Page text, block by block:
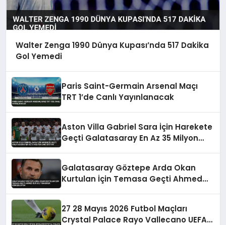
Walter Zenga 1990 Dünya Kupası’nda 517 Dakika
Gol Yemedi
Paris Saint-Germain Arsenal Maçı
TRT 1’de Canlı Yayınlanacak
Aston Villa Gabriel Sara İçin Harekete
Geçti Galatasaray En Az 35 Milyon
Galatasaray Göztepe Arda Okan
Kurtulan İçin Temasa Geçti Ahmed
27 28 Mayıs 2026 Futbol Maçları
Crystal Palace Rayo Vallecano UEFA